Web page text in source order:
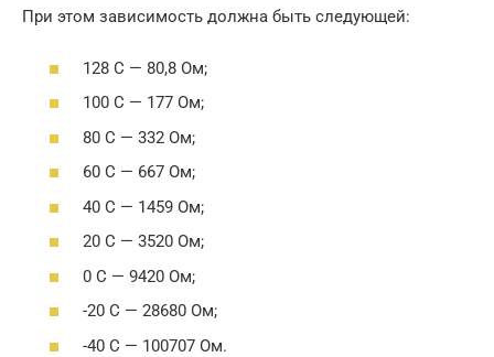
При этом зависимость должна быть следующей:
128 С — 80,8 Ом;
100 С — 177 Ом;
80 С — 332 Ом;
60 С — 667 Ом;
40 С — 1459 Ом;
20 С — 3520 Ом;
0 С — 9420 Ом;
-20 С — 28680 Ом;
-40 С — 100707 Ом.